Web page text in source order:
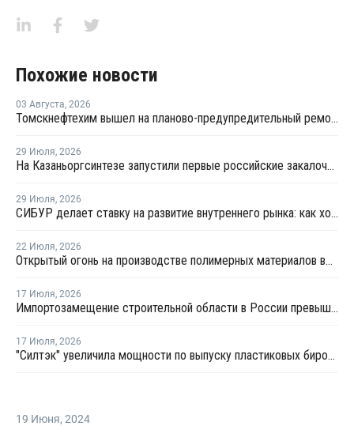
Похожие новости
03 Августа, 2026
Томскнефтехим вышел на планово-предупредительный ремонт
29 Июля, 2026
На Казаньоргсинтезе запустили первые российские закалочно-испарительные аппараты
29 Июля, 2026
СИБУР делает ставку на развитие внутреннего рынка: как холдинг стимулирует спрос на полимеры в ритейле
22 Июля, 2026
Открытый огонь на производстве полимерных материалов во Всеволожске
17 Июля, 2026
Импортозамещение строительной области в России превышает 98%
17 Июля, 2026
"Силтэк" увеличила мощности по выпуску пластиковых бирок для животных
19 Июня, 2024